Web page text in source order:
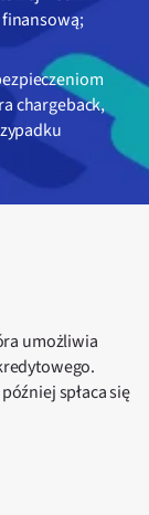
chargeback,
umożliwia
spłaca się